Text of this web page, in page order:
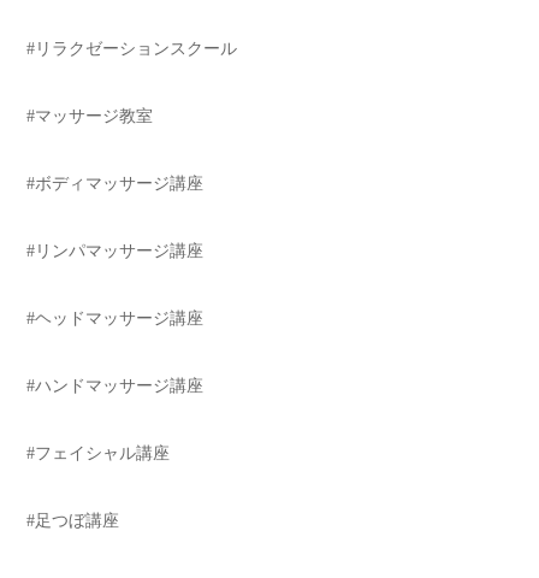
#リラクゼーションスクール
#マッサージ教室
#ボディマッサージ講座
#リンパマッサージ講座
#ヘッドマッサージ講座
#ハンドマッサージ講座
#フェイシャル講座
#足つぼ講座